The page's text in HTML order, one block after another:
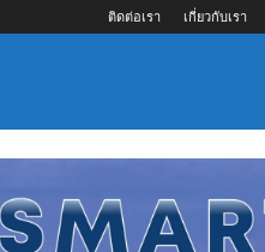
ติดต่อเรา เกี่ยวกับเรา